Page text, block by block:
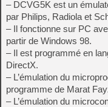
– DCVG5K est un
par Philips, Radiola et
– Il fonctionne sur PC
partir de Windows 98.
– Il est programmé en
DirectX.
– L’émulation du
programme de Marat
– L’émulation du